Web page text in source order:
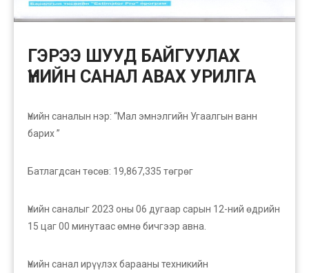
ГЭРЭЭ ШУУД БАЙГУУЛАХ
ҮНИЙН САНАЛ АВАХ УРИЛГА
Үнийн саналын нэр: “Мал эмнэлгийн Угаалгын ванн
барих ”
Батлагдсан төсөв: 19,867,335 төгрөг
Үнийн саналыг 2023 оны 06 дугаар сарын 12-ний өдрийн
15 цаг 00 минутаас өмнө бичгээр авна.
Үнийн санал ирүүлэх барааны техникийн